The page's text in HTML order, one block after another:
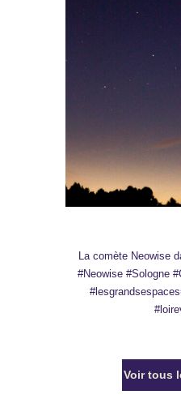
La comète Neowise
#Neowise #Sologne
Voir tous